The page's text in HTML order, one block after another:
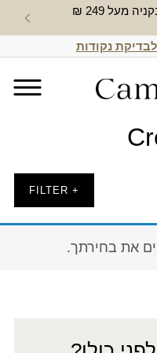
מעל 249 ₪ חדש
נקודות
+ FILTER
את בחירתך.